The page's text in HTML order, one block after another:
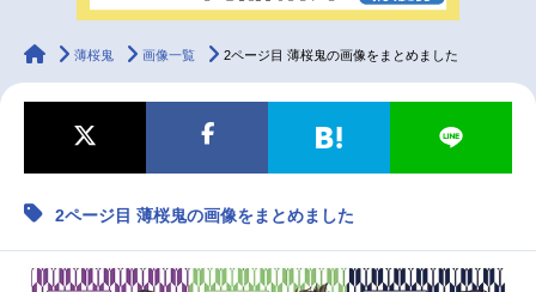
ラジオ みんなの声
マンガ・ラノベ ゲーム・アプリ 音楽 コスプレ
配信・Vtuber トレンド
最新記事一覧
animateTimes
薄桜鬼 画像一覧 2ページ目 薄桜鬼の画像をまとめました
2ページ目 薄桜鬼の画像をまとめました